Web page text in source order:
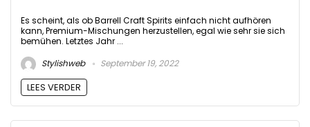
Es scheint, als ob Barrell Craft Spirits einfach nicht aufhören
kann, Premium-Mischungen herzustellen, egal wie sehr sie sich
bemühen. Letztes Jahr ...
Stylishweb
September 19, 2022
LEES VERDER